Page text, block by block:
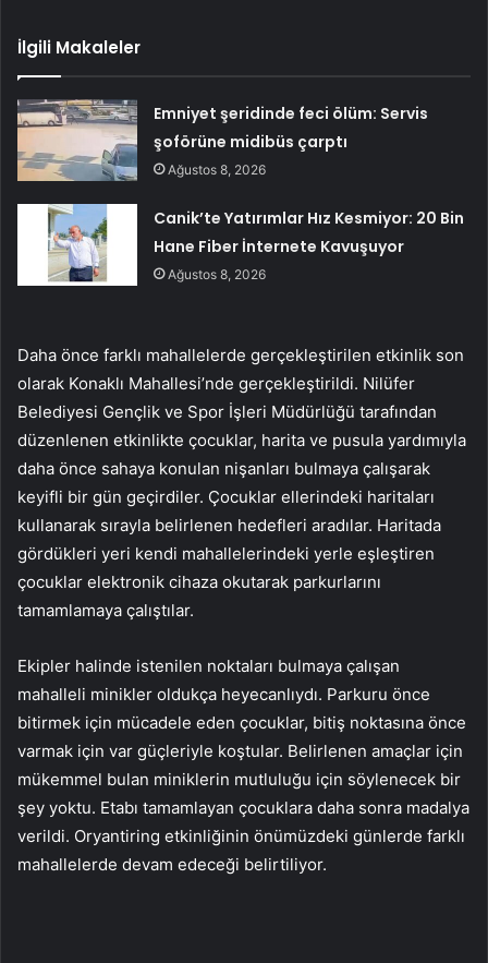
İlgili Makaleler
Emniyet şeridinde feci ölüm: Servis
şoförüne midibüs çarptı
Ağustos 8, 2026
Canik’te Yatırımlar Hız Kesmiyor: 20 Bin
Hane Fiber İnternete Kavuşuyor
Ağustos 8, 2026
Daha önce farklı mahallelerde gerçekleştirilen etkinlik son
olarak Konaklı Mahallesi’nde gerçekleştirildi. Nilüfer
Belediyesi Gençlik ve Spor İşleri Müdürlüğü tarafından
düzenlenen etkinlikte çocuklar, harita ve pusula yardımıyla
daha önce sahaya konulan nişanları bulmaya çalışarak
keyifli bir gün geçirdiler. Çocuklar ellerindeki haritaları
kullanarak sırayla belirlenen hedefleri aradılar. Haritada
gördükleri yeri kendi mahallelerindeki yerle eşleştiren
çocuklar elektronik cihaza okutarak parkurlarını
tamamlamaya çalıştılar.
Ekipler halinde istenilen noktaları bulmaya çalışan
mahalleli minikler oldukça heyecanlıydı. Parkuru önce
bitirmek için mücadele eden çocuklar, bitiş noktasına önce
varmak için var güçleriyle koştular. Belirlenen amaçlar için
mükemmel bulan miniklerin mutluluğu için söylenecek bir
şey yoktu. Etabı tamamlayan çocuklara daha sonra madalya
verildi. Oryantiring etkinliğinin önümüzdeki günlerde farklı
mahallelerde devam edeceği belirtiliyor.